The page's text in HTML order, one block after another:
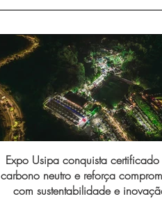
Expo Usipa conquista
carbono neutro e reforça
com sustentabilidade e